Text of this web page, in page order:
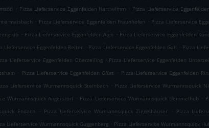
. Pizza Lieferservice Eggenfelden Hartlwimm . Pizza Lieferservice
. Pizza Lieferservice Eggenfelden Fraunhofen . Pizza Lieferservice
. Pizza Lieferservice Eggenfelden Aign . Pizza Lieferservice Eggenfelden
Lieferservice Eggenfelden Reiter . Pizza Lieferservice Eggenfelden Gall . Pizza
Lieferservice Eggenfelden Oberzeiling . Pizza Lieferservice Eggenfelden
. Pizza Lieferservice Eggenfelden Gfürt . Pizza Lieferservice Eggenfelden
Lieferservice Wurmannsquick Steinbach . Pizza Lieferservice Wurmannsquick
Wurmannsquick Angerstorf . Pizza Lieferservice Wurmannsquick Demmelhub .
Endach . Pizza Lieferservice Wurmannsquick Ziegelhäuser . Pizza
Lieferservice Wurmannsquick Guggenberg . Pizza Lieferservice Wurmannsquick